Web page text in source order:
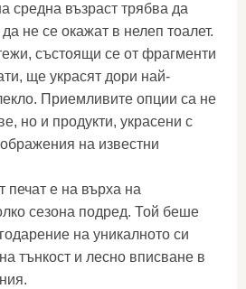
средна възраст трябва да
не се окажат в нелеп тоалет.
състоящи се от фрагменти
ще украсят дори най-
Приемливите опции са не
но и продукти, украсени с
на известни
печат е на върха на
сезона подред. Той беше
на уникалното си
тънкост и лесно вписване в